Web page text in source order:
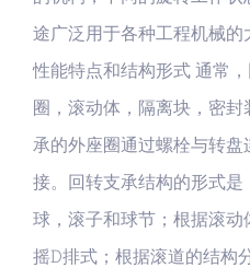
途广泛用于各种工程机械
性能特点和结构形式 通常
圈，滚动体，隔离块，密
承的外座圈通过螺栓与转
接。回转支承结构的形式
球，滚子和球节；根据滚
摇D排式；根据滚道的结构